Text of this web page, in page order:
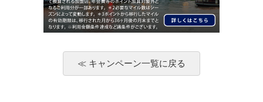
≪ キャンペーン一覧に戻る